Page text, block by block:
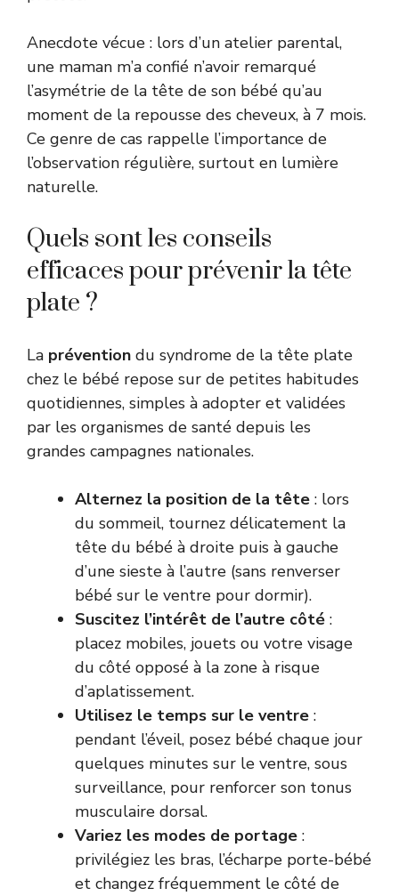
Anecdote vécue : lors d’un atelier parental,
une maman m’a confié n’avoir remarqué
l’asymétrie de la tête de son bébé qu’au
moment de la repousse des cheveux, à 7 mois.
Ce genre de cas rappelle l’importance de
l’observation régulière, surtout en lumière
naturelle.
Quels sont les conseils
efficaces pour prévenir la tête
plate ?
La prévention du syndrome de la tête plate
chez le bébé repose sur de petites habitudes
quotidiennes, simples à adopter et validées
par les organismes de santé depuis les
grandes campagnes nationales.
Alternez la position de la tête : lors
du sommeil, tournez délicatement la
tête du bébé à droite puis à gauche
d’une sieste à l’autre (sans renverser
bébé sur le ventre pour dormir).
Suscitez l’intérêt de l’autre côté :
placez mobiles, jouets ou votre visage
du côté opposé à la zone à risque
d’aplatissement.
Utilisez le temps sur le ventre :
pendant l’éveil, posez bébé chaque jour
quelques minutes sur le ventre, sous
surveillance, pour renforcer son tonus
musculaire dorsal.
Variez les modes de portage :
privilégiez les bras, l’écharpe porte-bébé
et changez fréquemment le côté de